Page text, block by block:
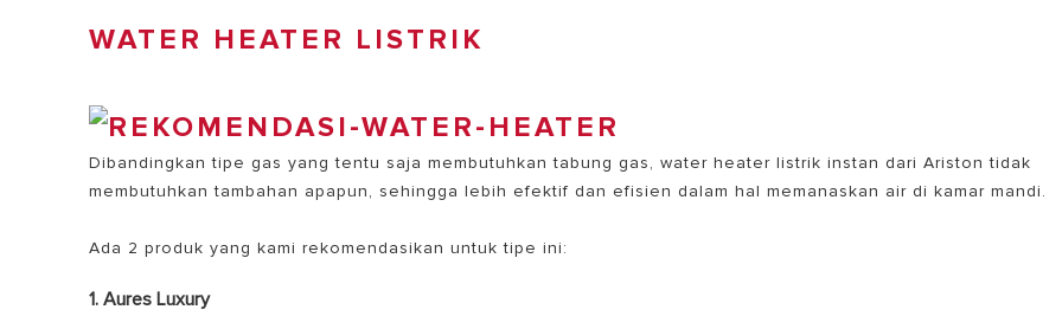
WATER HEATER LISTRIK
Dibandingkan tipe gas yang tentu saja membutuhkan tabung gas, water heater listrik instan dari Ariston tidak
membutuhkan tambahan apapun, sehingga lebih efektif dan efisien dalam hal memanaskan air di kamar mandi.
Ada 2 produk yang kami rekomendasikan untuk tipe ini:
1. Aures Luxury